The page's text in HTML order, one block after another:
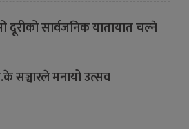
दूरीको सार्वजनिक यातायात चल्ने
सञ्चारले मनायो उत्सव